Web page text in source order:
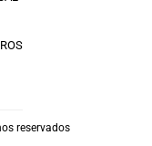
reservados